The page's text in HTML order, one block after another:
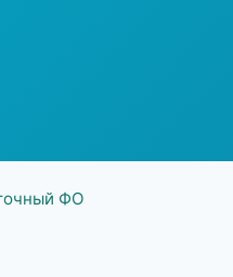
ФО